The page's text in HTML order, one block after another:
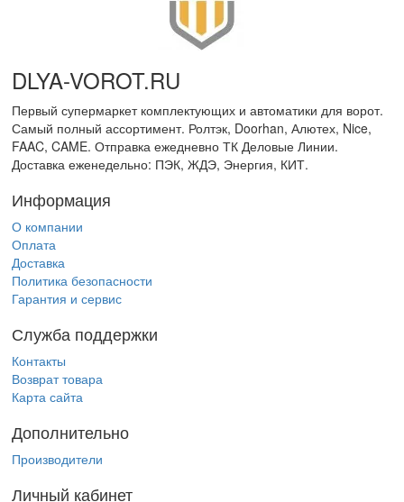
DLYA-VOROT.RU
Первый супермаркет комплектующих и автоматики для ворот.
Самый полный ассортимент. Ролтэк, Doorhan, Алютех, Nice,
FAAC, CAME. Отправка ежедневно ТК Деловые Линии.
Доставка еженедельно: ПЭК, ЖДЭ, Энергия, КИТ.
Информация
О компании
Оплата
Доставка
Политика безопасности
Гарантия и сервис
Служба поддержки
Контакты
Возврат товара
Карта сайта
Дополнительно
Производители
Личный кабинет